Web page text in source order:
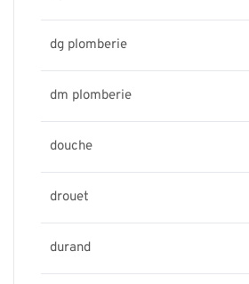
dg plomberie
dm plomberie
douche
drouet
durand